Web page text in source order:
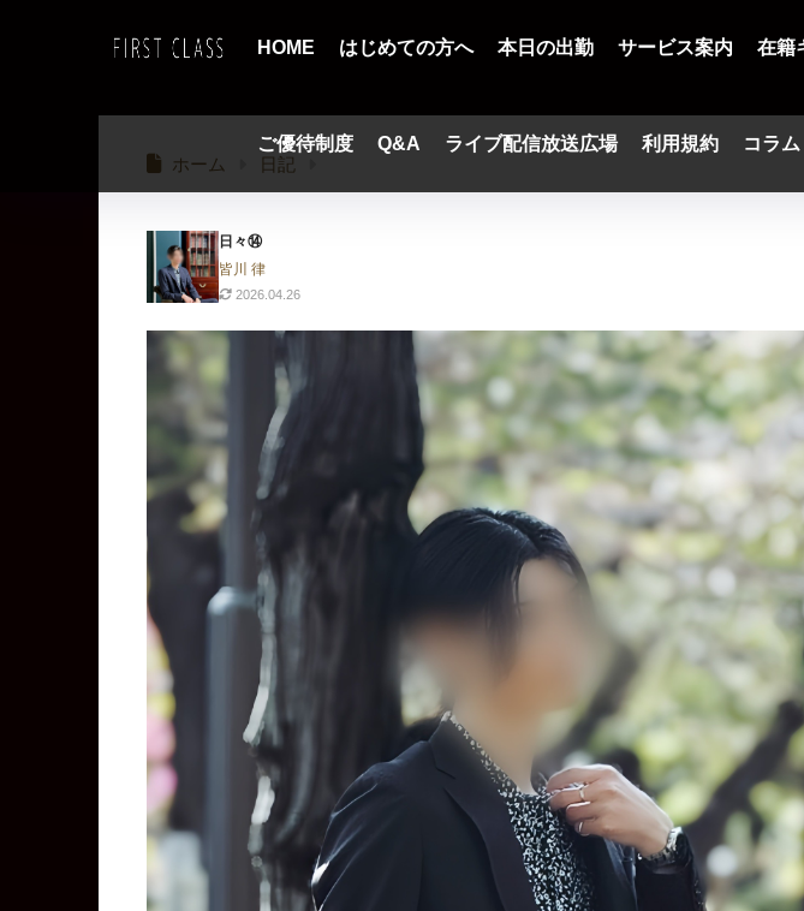
HOME はじめての方へ 本日の出勤 サービス案内 在籍
ご優待制度 Q&A ライブ配信放送広場 利用規約 コラム
ホーム 日記
日々⑭
皆川 律
2026.04.26